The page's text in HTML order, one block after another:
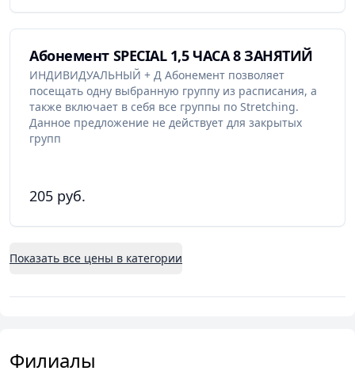
Абонемент SPECIAL 1,5 ЧАСА 8 ЗАНЯТИЙ
ИНДИВИДУАЛЬНЫЙ + Д Абонемент позволяет
посещать одну выбранную группу из расписания, а
также включает в себя все группы по Stretching.
Данное предложение не действует для закрытых
групп
205 руб.
Показать все цены в категории
Филиалы